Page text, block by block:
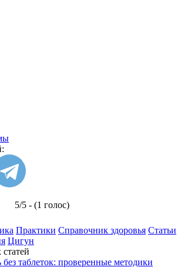
5/5 - (1 голос)
Практики Справочник здоровья Статьи
Цигун
без таблеток: проверенные методики